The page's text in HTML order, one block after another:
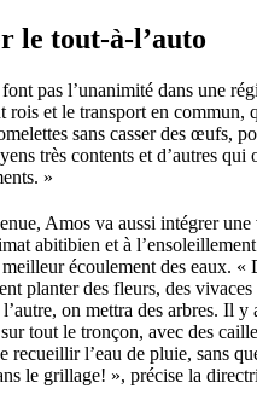
le tout-à-l’auto
pas l’unanimité dans une
rois et le transport en commun,
sans casser des œufs,
très contents et d’autres qui
»
Amos va aussi intégrer
abitibien et à
écoulement des eaux. «
planter des fleurs, des vivaces
on mettra des arbres. Il y
tout le tronçon, avec des
recueillir l’eau de pluie, sans
le grillage! », précise la